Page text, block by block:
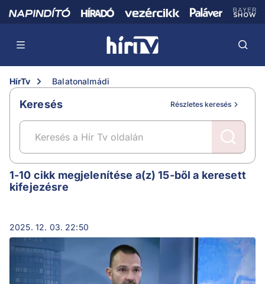
HírTv Balatonalmádi
Keresés Részletes keresés
Balatonalmádi
1-10 cikk megjelenítése a(z) 15-ből a keresett
kifejezésre
2025. 12. 03. 22:50